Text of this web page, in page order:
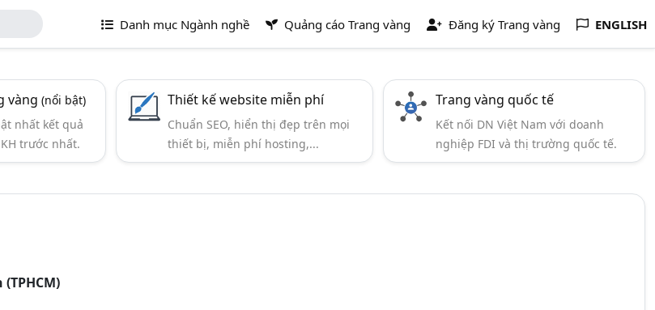
Danh mục Ngành nghề Quảng cáo Trang vàng Đăng ký Trang vàng ENGLISH
vàng(nổi bật)
nhất kết quả
trước nhất.
Thiết kế website miễn phí
Chuẩn SEO, hiển thị đẹp trên mọi
thiết bị, miễn phí hosting,...
Trang vàng quốc tế
Kết nối DN Việt Nam với doanh
nghiệp FDI và thị trường quốc tế.